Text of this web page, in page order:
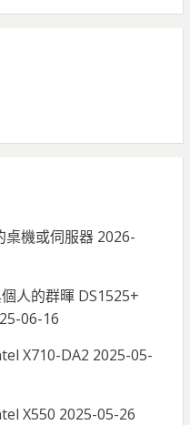
桌機或伺服器 2026-
人的群暉 DS1525+
06-16
X710-DA2 2025-05-
X550 2025-05-26